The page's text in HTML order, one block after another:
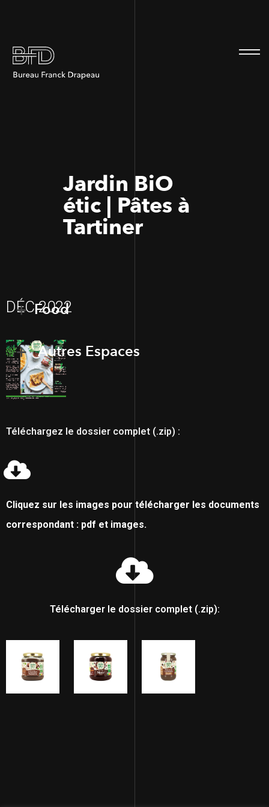
Jardin BiO
étic | Pâtes à
Tartiner
DÉC 2022
Food
Autres Espaces
Téléchargez le dossier complet (.zip) :
Cliquez sur les images pour télécharger les documents
correspondant : pdf et images.
Télécharger le dossier complet (.zip):